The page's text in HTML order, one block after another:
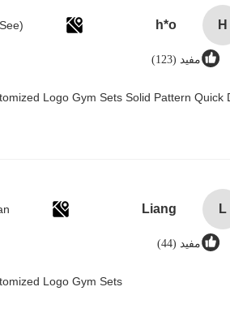
H
h*o
مفید (123)
Logo Gym Sets Solid Pattern Quick
L
Liang
مفید (44)
Logo Gym Sets